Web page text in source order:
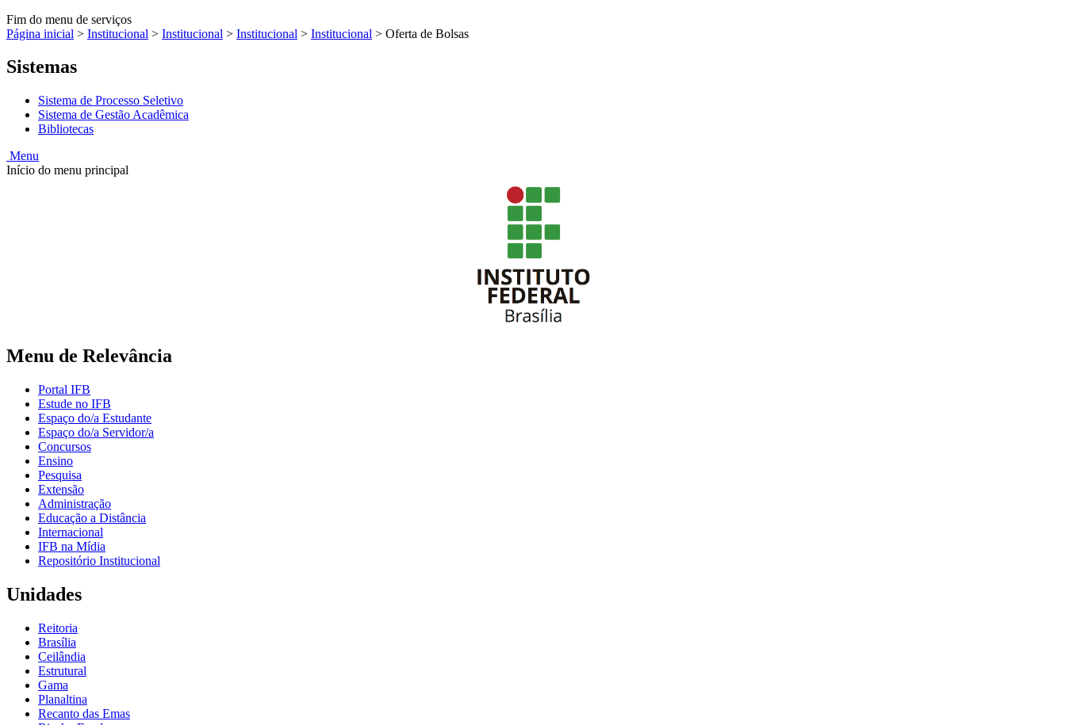
Fim do menu de serviços
Página inicial > Institucional > Institucional > Institucional > Institucional > Oferta de Bolsas
Sistemas
Sistema de Processo Seletivo
Sistema de Gestão Acadêmica
Bibliotecas
Menu
Início do menu principal
Menu de Relevância
Portal IFB
Estude no IFB
Espaço do/a Estudante
Espaço do/a Servidor/a
Concursos
Ensino
Pesquisa
Extensão
Administração
Educação a Distância
Internacional
IFB na Mídia
Repositório Institucional
Unidades
Reitoria
Brasília
Ceilândia
Estrutural
Gama
Planaltina
Recanto das Emas